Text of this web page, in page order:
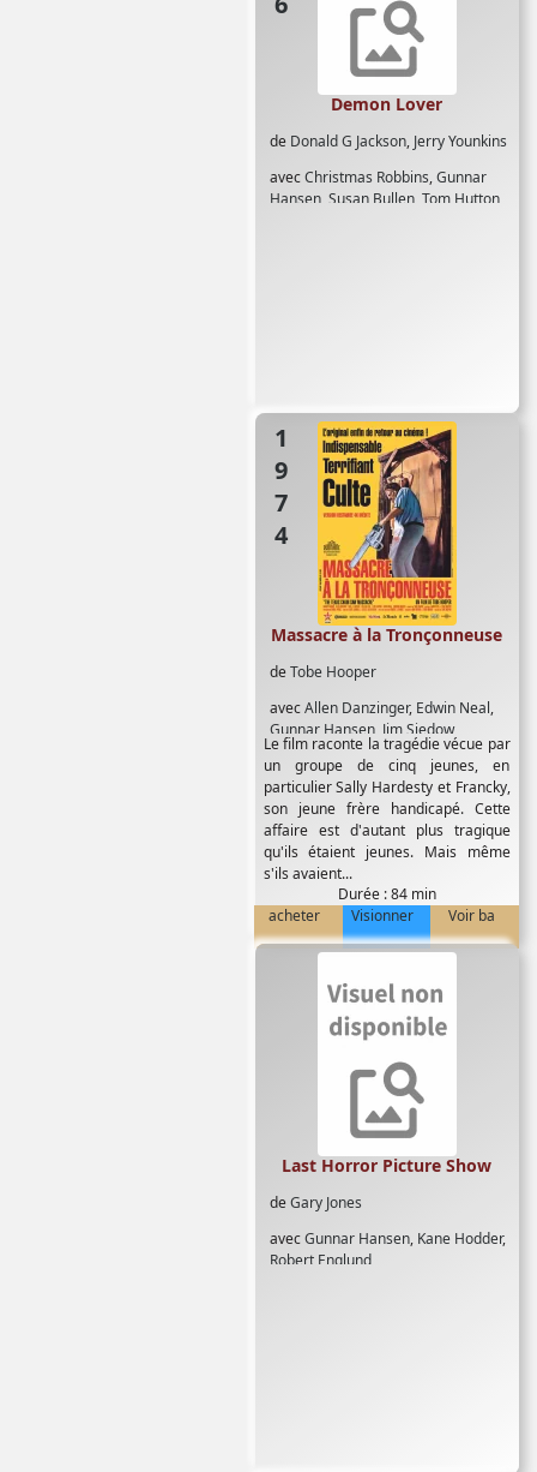
de Donald G Jackson, Jerry Younkins
avecChristmas Robbins,Gunnar
Hansen, Susan Bullen, Tom Hutton,
Demon Lover
1974
deTobe Hooper
avecAllen Danzinger, Edwin Neal,
Gunnar Hansen, Jim Siedow,
Marilyn Burns,Paul AµPartain,Teri
McMinn,William Vail
Massacre à la Tronçonneuse
Le film raconte la tragédie vécue par
un groupe de cinq jeunes, en
particulier Sally Hardesty et Francky,
son jeune frère handicapé. Cette
affaire est d'autant plus tragique
qu'ils étaient jeunes. Mais même
s'ils avaient...
Durée : 84 min
acheter
Visionner Voir ba
deGary Jones
avecGunnar Hansen, Kane Hodder,
Robert Englund
Last Horror Picture Show